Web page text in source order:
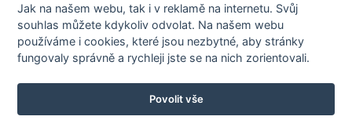
Spočítejte si
Výzva 52
Jak na našem webu, tak i v reklamě na internetu. Svůj
souhlas můžete kdykoliv odvolat. Na našem webu
používáme i cookies, které jsou nezbytné, aby stránky
fungovaly správně a rychleji jste se na nich zorientovali.
Povolit vše